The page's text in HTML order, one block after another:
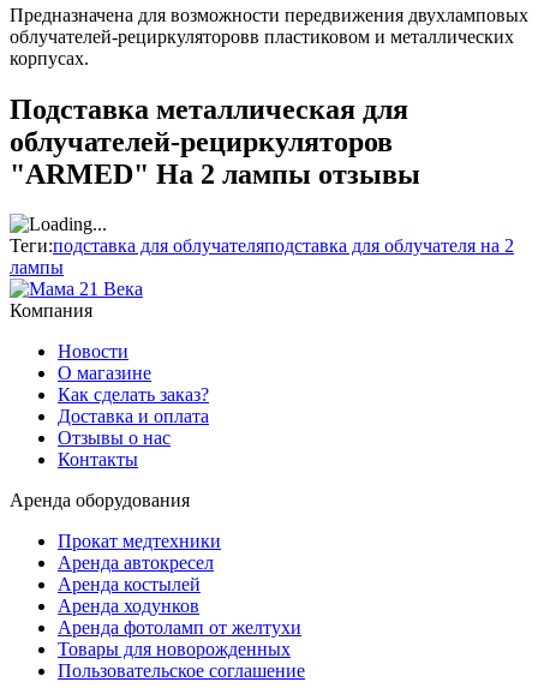
Предназначена для возможности передвижения двухламповых
облучателей-рециркуляторовв пластиковом и металлических
корпусах.
Подставка металлическая для
облучателей-рециркуляторов
"ARMED" На 2 лампы отзывы
Теги:подставка для облучателяподставка для облучателя на 2
лампы
Компания
Новости
О магазине
Как сделать заказ?
Доставка и оплата
Отзывы о нас
Контакты
Аренда оборудования
Прокат медтехники
Аренда автокресел
Аренда костылей
Аренда ходунков
Аренда фотоламп от желтухи
Товары для новорожденных
Пользовательское соглашение